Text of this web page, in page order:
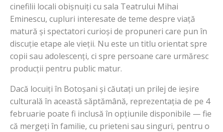
cinefilii locali obișnuiți cu sala Teatrului Mihai
Eminescu, cupluri interesate de teme despre viață
matură și spectatori curioși de propuneri care pun în
discuție etape ale vieții. Nu este un titlu orientat spre
copii sau adolescenți, ci spre persoane care urmăresc
producții pentru public matur.
Dacă locuiți în Botoșani și căutați un prilej de ieșire
culturală în această săptămână, reprezentația de pe 4
februarie poate fi inclusă în opțiunile disponibile — fie
că mergeți în familie, cu prieteni sau singuri, pentru o